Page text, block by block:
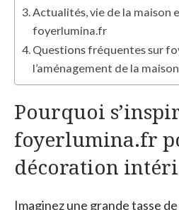
Actualités, vie de la maison
foyerlumina.fr
Questions fréquentes sur
l’aménagement de la maison
Pourquoi
foyerlumina.fr
décoration
Imaginez une grande tasse